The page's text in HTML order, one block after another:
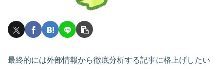
最終的には外部情報から徹底分析する記事に格上げしたい